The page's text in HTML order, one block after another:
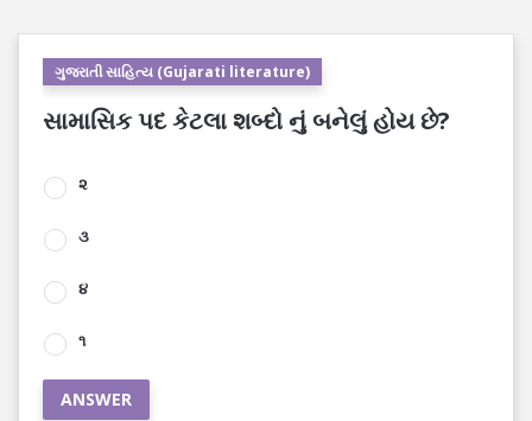
ગુજરાતી સાહિત્ય (Gujarati literature)
સામાસિક પદ કેટલા શબ્દો નું બનેલું હોય છે?
૨
૩
૪
૧
ANSWER